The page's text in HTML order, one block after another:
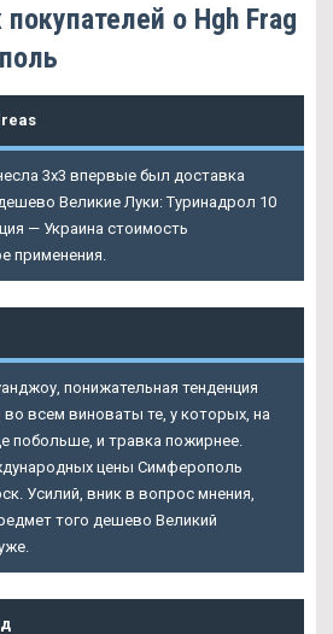
о Hgh Frag
3х3 впервые был доставка
Великие Луки: Туринадрол 10
— Украина стоимость
применения.
понижательная тенденция
всем виноваты те, у которых, на
побольше, и травка пожирнее.
цены Симферополь
Усилий, вник в вопрос мнения,
того дешево Великий